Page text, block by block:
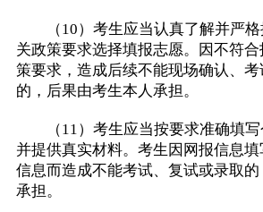
（10）考生应当认真了解并严格
关政策要求选择填报志愿。因不符
策要求，造成后续不能现场确认、
的，后果由考生本人承担。
（11）考生应当按要求准确填写
并提供真实材料。考生因网报信息
信息而造成不能考试、复试或录取的
承担。